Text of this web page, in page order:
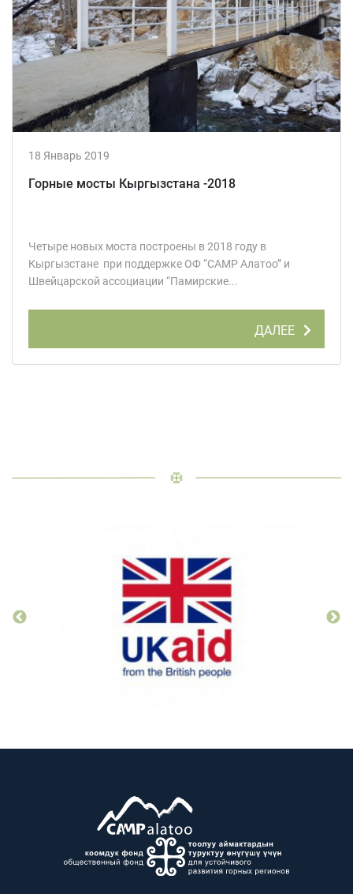
18 Январь 2019
Горные мосты Кыргызстана -2018
Четыре новых моста построены в 2018 году в
Кыргызстане при поддержке ОФ “CAMP Алатоо” и
Швейцарской ассоциации “Памирские...
ДАЛЕЕ